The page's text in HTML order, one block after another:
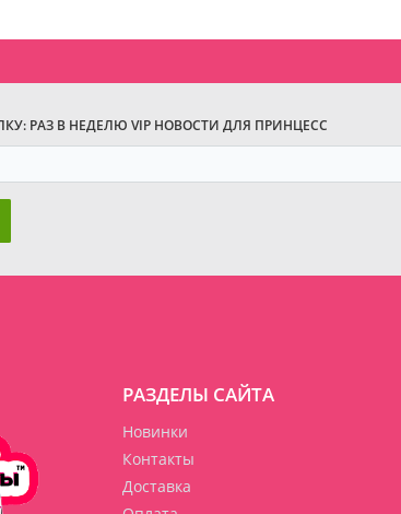
РАЗ В НЕДЕЛЮ VIP НОВОСТИ ДЛЯ ПРИНЦЕСС
РАЗДЕЛЫ САЙТА
Новинки
Контакты
Доставка